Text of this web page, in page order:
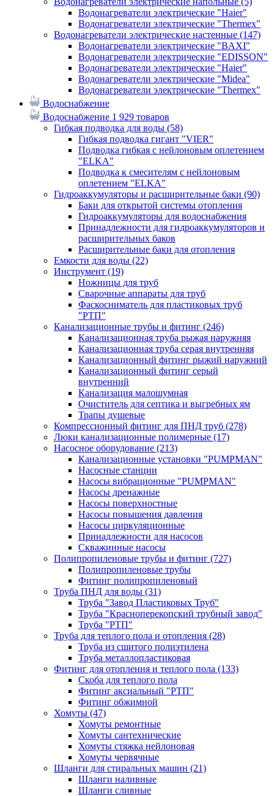
Водонагреватели электрические "Haier"
Водонагреватели электрические "Thermex"
Водонагреватели электрические настенные (147)
Водонагреватели электрические "BAXI"
Водонагреватели электрические "EDISSON"
Водонагреватели электрические "Haier"
Водонагреватели электрические "Midea"
Водонагреватели электрические "Thermex"
Водоснабжение
Водоснабжение 1 929 товаров
Гибкая подводка для воды (58)
Гибкая подводка гигант "VIER"
Подводка гибкая с нейлоновым оплетением
"ELKA"
Подводка к смесителям с нейлоновым
оплетением "ELKA"
Гидроаккумуляторы и расширительные баки (90)
Баки для открытой системы отопления
Гидроаккумуляторы для водоснабжения
Принадлежности для гидроаккумуляторов и
расширительных баков
Расширительные баки для отопления
Емкости для воды (22)
Инструмент (19)
Ножницы для труб
Сварочные аппараты для труб
Фаскосниматель для пластиковых труб
"РТП"
Канализационные трубы и фитинг (246)
Канализационная труба рыжая наружняя
Канализационная труба серая внутренняя
Канализационный фитинг рыжий наружний
Канализационный фитинг серый
внутренний
Канализация малошумная
Очиститель для септика и выгребных ям
Трапы душевые
Компрессионный фитинг для ПНД труб (278)
Люки канализационные полимерные (17)
Насосное оборудование (213)
Канализационные установки "PUMPMAN"
Насосные станции
Насосы вибрационные "PUMPMAN"
Насосы дренажные
Насосы поверхностные
Насосы повышения давления
Насосы циркуляционные
Принадлежности для насосов
Скважинные насосы
Полипропиленовые трубы и фитинг (727)
Полипропиленовые трубы
Фитинг полипропиленовый
Труба ПНД для воды (31)
Труба "Завод Пластиковых Труб"
Труба "Красноперекопский трубный завод"
Труба "РТП"
Труба для теплого пола и отопления (28)
Труба из сшитого полиэтилена
Труба металлопластиковая
Фитинг для отопления и теплого пола (133)
Скоба для теплого пола
Фитинг аксиальный "РТП"
Фитинг обжимной
Хомуты (47)
Хомуты ремонтные
Хомуты сантехнические
Хомуты стяжка нейлоновая
Хомуты червячные
Шланги для стиральных машин (21)
Шланги наливные
Шланги сливные